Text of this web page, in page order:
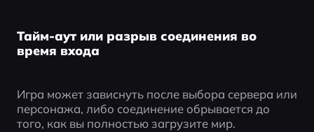
Тайм-аут или разрыв соединения во
время входа
Игра может зависнуть после выбора сервера или
персонажа, либо соединение обрывается до
того, как вы полностью загрузите мир.